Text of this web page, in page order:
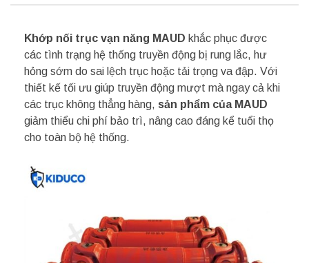
Khớp nối trục vạn năng MAUD khắc phục được
các tình trạng hệ thống truyền động bị rung lắc, hư
hỏng sớm do sai lệch trục hoặc tải trọng va đập. Với
thiết kế tối ưu giúp truyền động mượt mà ngay cả khi
các trục không thẳng hàng, sản phẩm của MAUD
giảm thiểu chi phí bảo trì, nâng cao đáng kể tuổi thọ
cho toàn bộ hệ thống.